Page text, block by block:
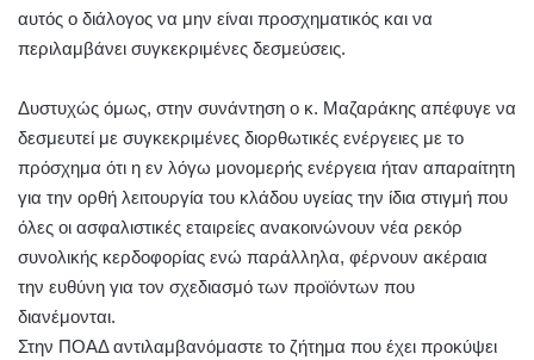
αυτός ο διάλογος να μην είναι προσχηματικός και να
περιλαμβάνει συγκεκριμένες δεσμεύσεις.
Δυστυχώς όμως, στην συνάντηση ο κ. Μαζαράκης απέφυγε να
δεσμευτεί με συγκεκριμένες διορθωτικές ενέργειες με το
πρόσχημα ότι η εν λόγω μονομερής ενέργεια ήταν απαραίτητη
για την ορθή λειτουργία του κλάδου υγείας την ίδια στιγμή που
όλες οι ασφαλιστικές εταιρείες ανακοινώνουν νέα ρεκόρ
συνολικής κερδοφορίας ενώ παράλληλα, φέρνουν ακέραια
την ευθύνη για τον σχεδιασμό των προϊόντων που
διανέμονται.
Στην ΠΟΑΔ αντιλαμβανόμαστε το ζήτημα που έχει προκύψει